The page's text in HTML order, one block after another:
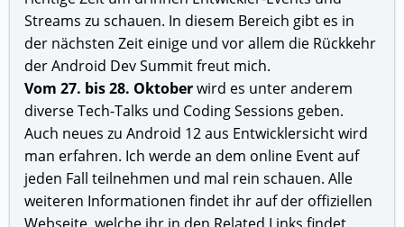
Streams zu schauen. In diesem Bereich gibt es in
der nächsten Zeit einige und vor allem die Rückkehr
der Android Dev Summit freut mich.
Vom 27. bis 28. Oktoberwird es unter anderem
diverse Tech-Talks und Coding Sessions geben.
Auch neues zu Android 12 aus Entwicklersicht wird
man erfahren. Ich werde an dem online Event auf
jeden Fall teilnehmen und mal rein schauen. Alle
weiteren Informationen findet ihr auf der offiziellen